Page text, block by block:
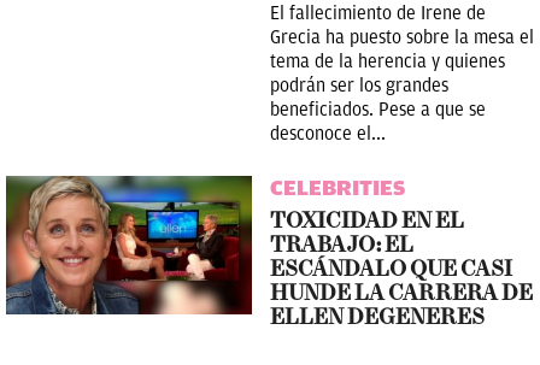
El fallecimiento de Irene de
Grecia ha puesto sobre la mesa el
tema de la herencia y quienes
podrán ser los grandes
beneficiados. Pese a que se
desconoce el...
CELEBRITIES
TOXICIDAD EN EL
TRABAJO: EL
ESCÁNDALO QUE CASI
HUNDE LA CARRERA DE
ELLEN DEGENERES